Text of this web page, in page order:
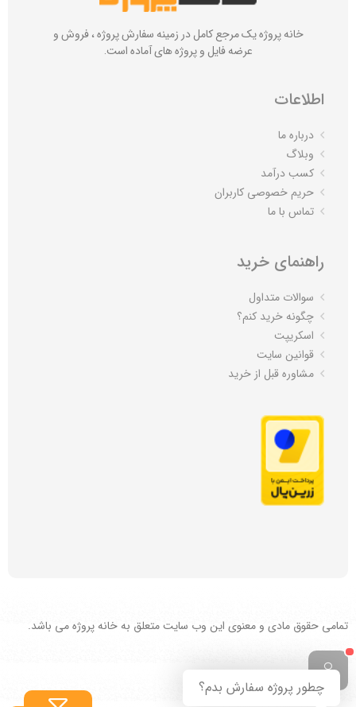
خانه پروژه یک مرجع کامل در زمینه سفارش پروژه ، فروش و
عرضه فایل و پروژه های آماده است.
اطلاعات
درباره ما
وبلاگ
کسب درآمد
حریم خصوصی کاربران
تماس با ما
راهنمای خرید
سوالات متداول
چگونه خرید کنم؟
اسکریپت
قوانین سایت
مشاوره قبل از خرید
تمامی حقوق مادی و معنوی این وب سایت متعلق به خانه پروژه می باشد.
چطور پروژه سفارش بدم؟